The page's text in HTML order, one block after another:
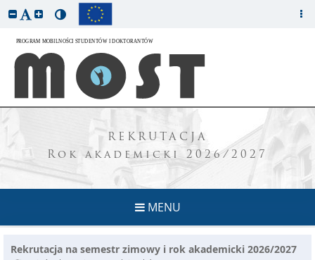
REKRUTACJA
Rok akademicki 2026/2027
MENU
Rekrutacja na semestr zimowy i rok akademicki 2026/2027